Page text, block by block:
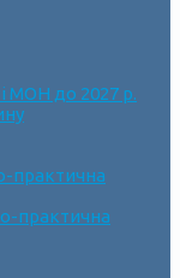
МОН до 2027 р.
практична
практична